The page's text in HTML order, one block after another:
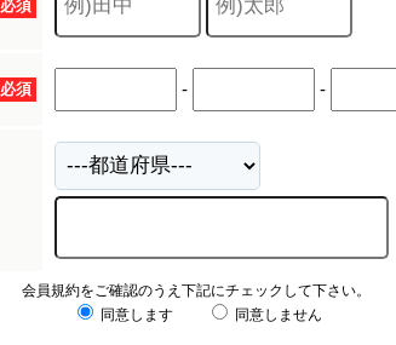
必須
必須 - -
会員規約をご確認のうえ下記にチェックして下さい。
同意します
同意しません